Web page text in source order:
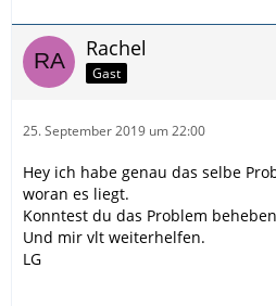
Rachel
Gast
25. September 2019 um 22:00
Hey ich habe genau das selbe
woran es liegt.
Konntest du das Problem
Und mir vlt weiterhelfen.
LG